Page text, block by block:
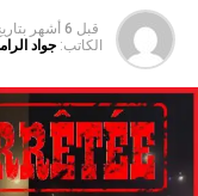
قبل 6 أشهر
الكاتب: جواد